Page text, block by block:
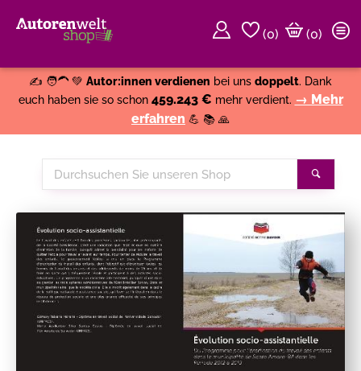
(0)
(0)
✍️ 🧑‍🦱 💚 Autor:innen verdienen bei uns doppelt. Dank
euch haben sie so schon 459.243 € mehr verdient. → Mehr
erfahren 💪 📚 🙏
Durchsuchen
Sie
Shop